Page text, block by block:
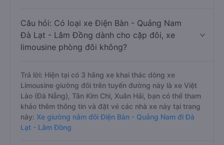
Câu hỏi: Có loại xe Điện Bàn - Quảng Nam
Đà Lạt - Lâm Đồng dành cho cặp đôi, xe
limousine phòng đôi không?
Trả lời: Hiện tại có 3 hãng xe khai thác dòng xe
Limousine giường đôi trên tuyến đường này là xe Việt
Lào (Đà Nẵng), Tân Kim Chi, Xuân Hải, bạn có thể tham
khảo thêm thông tin và đặt vé các nhà xe này tại trang
này: Xe giường nằm đôi Điện Bàn - Quảng Nam đi Đà
Lạt - Lâm Đồng